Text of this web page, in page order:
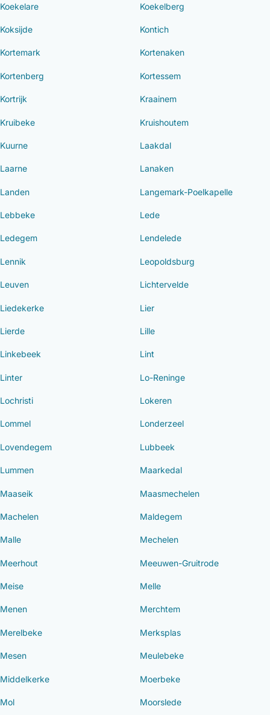
Koekelare Koekelberg
Koksijde Kontich
Kortemark Kortenaken
Kortenberg Kortessem
Kortrijk Kraainem
Kruibeke Kruishoutem
Kuurne Laakdal
Laarne Lanaken
Landen Langemark-Poelkapelle
Lebbeke Lede
Ledegem Lendelede
Lennik Leopoldsburg
Leuven Lichtervelde
Liedekerke Lier
Lierde Lille
Linkebeek Lint
Linter Lo-Reninge
Lochristi Lokeren
Lommel Londerzeel
Lovendegem Lubbeek
Lummen Maarkedal
Maaseik Maasmechelen
Machelen Maldegem
Malle Mechelen
Meerhout Meeuwen-Gruitrode
Meise Melle
Menen Merchtem
Merelbeke Merksplas
Mesen Meulebeke
Middelkerke Moerbeke
Mol Moorslede